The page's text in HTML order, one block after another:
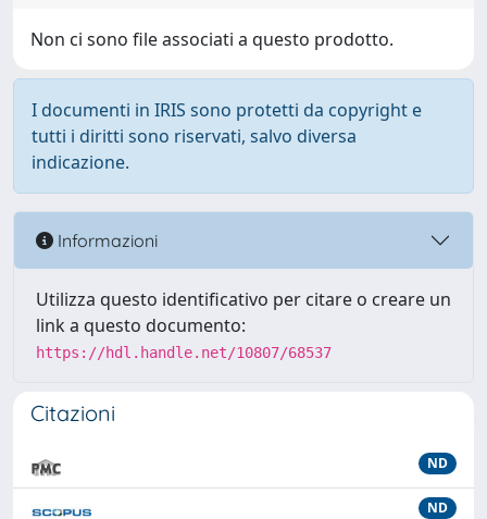
Non ci sono file associati a questo prodotto.
I documenti in IRIS sono protetti da copyright e
tutti i diritti sono riservati, salvo diversa
indicazione.
Informazioni
Utilizza questo identificativo per citare o creare un
link a questo documento:
https://hdl.handle.net/10807/68537
Citazioni
ND
ND